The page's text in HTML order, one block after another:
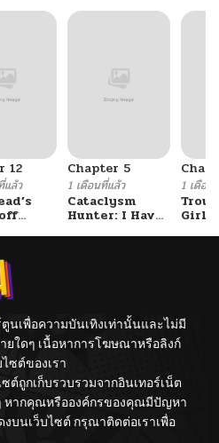
06/20/2026
06/20/2026
06/20/2026
06/20/2026
12
ล้ว
Chapter 5
1 เดือนที่แล้ว
Cataclysm
Hunter: I Have
1 เดือน
Girl
นเพื่อความบันเทิงเท่านั้นและไม่มี
ยใดๆ เนื้อหาการโฆษณาหรือลิงก์
ซต์ของเรา
ถูกเก็บรวบรวมจากอินเทอร์เน็ต
หากคุณหรือองค์กรของคุณมีปัญหา
บนเว็บไซต์ กรุณาติดต่อเราเพื่อ